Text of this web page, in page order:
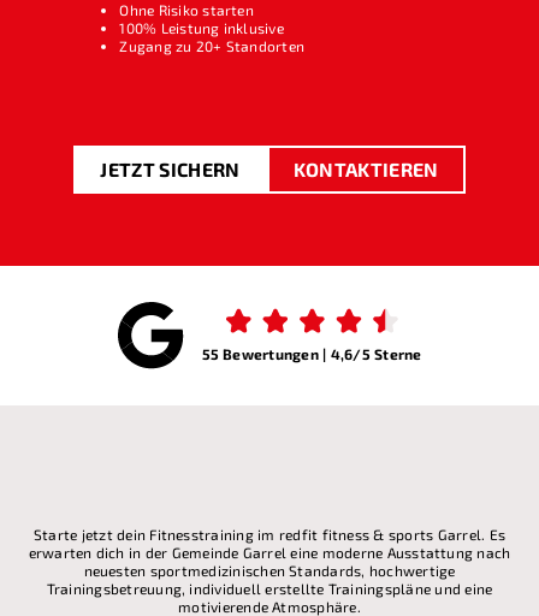
Ohne Risiko starten
100% Leistung inklusive
Zugang zu 20+ Standorten
JETZT SICHERN KONTAKTIEREN
55 Bewertungen | 4,6/5 Sterne
Starte jetzt dein Fitnesstraining im redfit fitness & sports Garrel. Es
erwarten dich in der Gemeinde Garrel eine moderne Ausstattung nach
neuesten sportmedizinischen Standards, hochwertige
Trainingsbetreuung, individuell erstellte Trainingspläne und eine
motivierende Atmosphäre.